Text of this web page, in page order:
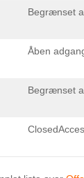
Begrænset
Åben
Begrænset